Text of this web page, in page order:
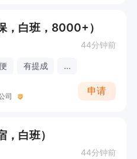
，白班，8000+）
44分钟前
有提成 ...
司
申请
白班）
44分钟前